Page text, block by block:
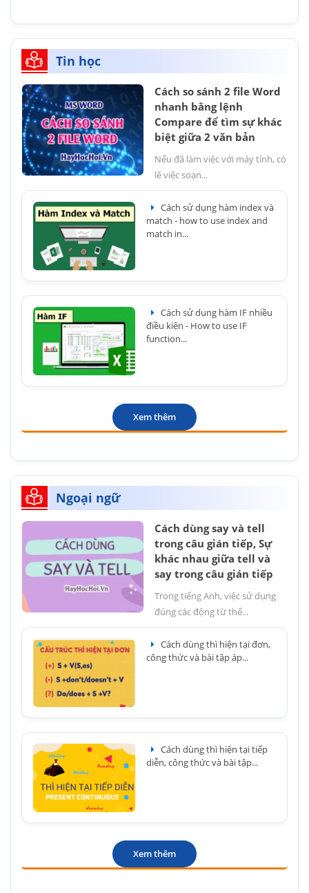
Tin học
Cách so sánh 2 file Word
nhanh bằng lệnh
Compare để tìm sự khác
biệt giữa 2 văn bản
Nếu đã làm việc với máy tính, có
lẽ việc soạn...
Cách sử dụng hàm index và
match - how to use index and
match in...
Cách sử dụng hàm IF nhiều
điều kiện - How to use IF
function...
Xem thêm
Ngoại ngữ
Cách dùng say và tell
trong câu gián tiếp, Sự
khác nhau giữa tell và
say trong câu gián tiếp
Trong tiếng Anh, việc sử dụng
đúng các động từ thể...
Cách dùng thì hiện tại đơn,
công thức và bài tập áp...
Cách dùng thì hiện tại tiếp
diễn, công thức và bài tập...
Xem thêm